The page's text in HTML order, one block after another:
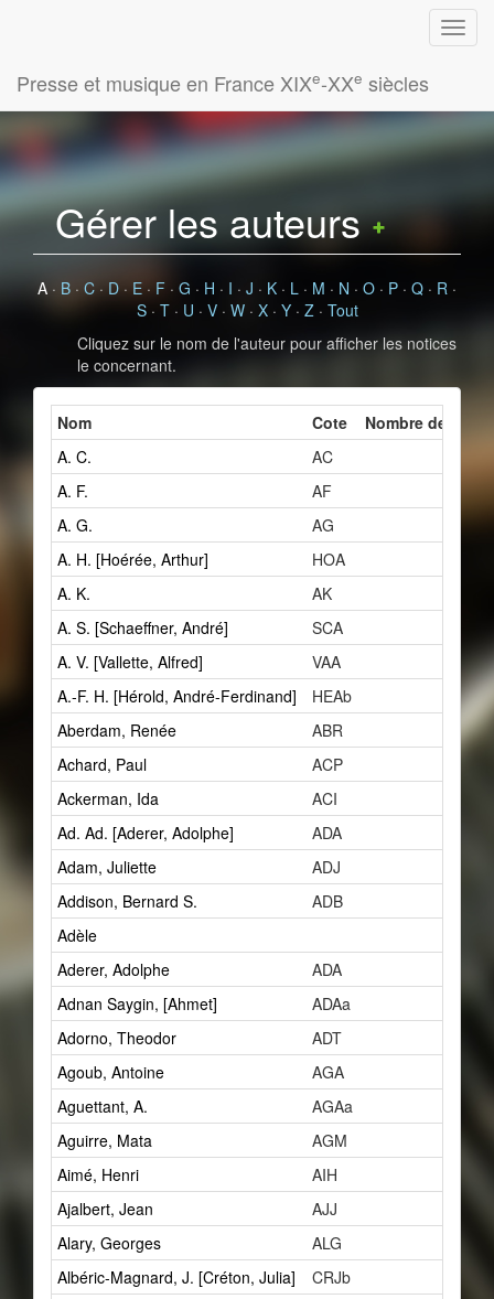
Presse et musique en France XIXe-XXe siècles
Gérer les auteurs
A · B · C · D · E · F · G · H · I · J · K · L · M · N · O · P · Q · R ·
S· T· U · V· W· X· Y· Z· Tout
Cliquez sur le nom de l'auteur pour afficher les notices
le concernant.
Nom Cote
Nombre de
A. C.
AC
A. F.
AF
A. G.
AG
A. H. [Hoérée, Arthur]
HOA
A. K.
AK
A. S. [Schaeffner, André]
SCA
A. V. [Vallette, Alfred]
VAA
A.-F. H. [Hérold, André-Ferdinand]
HEAb
Aberdam, Renée
ABR
Achard, Paul
ACP
Ackerman, Ida
ACI
Ad. Ad. [Aderer, Adolphe]
ADA
Adam, Juliette
ADJ
Addison, Bernard S.
ADB
Adèle
Aderer, Adolphe
ADA
Adnan Saygin, [Ahmet]
ADAa
Adorno, Theodor
ADT
Agoub, Antoine
AGA
Aguettant, A.
AGAa
Aguirre, Mata
AGM
Aimé, Henri
AIH
Ajalbert, Jean
AJJ
Alary, Georges
ALG
Albéric-Magnard, J. [Créton, Julia]
CRJb